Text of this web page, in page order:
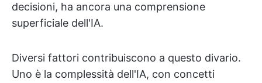
decisioni, ha ancora una comprensione
superficiale dell'IA.
Diversi fattori contribuiscono a questo divario.
Uno è la complessità dell'IA, con concetti